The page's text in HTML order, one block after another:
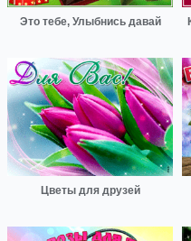
Это тебе, Улыбнись давай
Цветы для друзей